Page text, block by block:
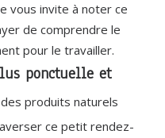
vous invite à noter ce
de comprendre le
pour le travailler.
ponctuelle et
produits naturels
ce petit rendez-